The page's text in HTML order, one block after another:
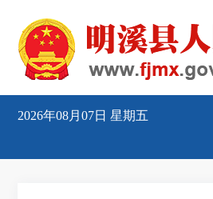
2026年08月07日 星期五